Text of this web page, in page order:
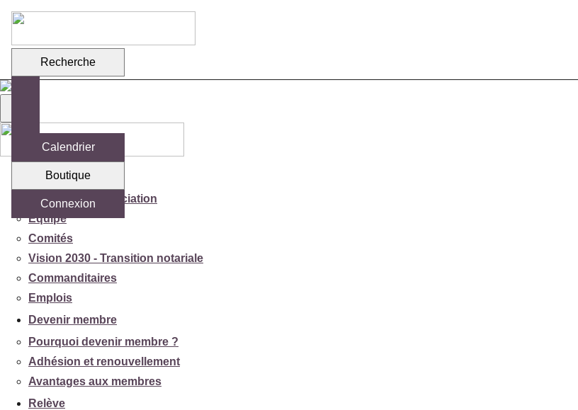
Recherche
Calendrier
Boutique
Connexion
Votre association
Mission de l'association
Équipe
Comités
Vision 2030 - Transition notariale
Commanditaires
Emplois
Devenir membre
Pourquoi devenir membre ?
Adhésion et renouvellement
Avantages aux membres
Relève